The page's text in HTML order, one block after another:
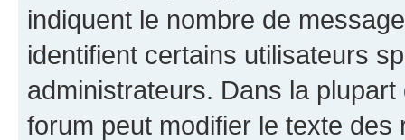
indiquent le nombre de
identifient certains utilisateurs
administrateurs. Dans la
forum peut modifier le texte